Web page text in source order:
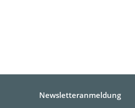
Newsletteranmeldung